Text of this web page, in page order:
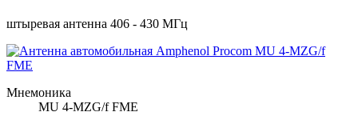
штыревая антенна 406 - 430 МГц
Мнемоника
MU 4-MZG/f FME